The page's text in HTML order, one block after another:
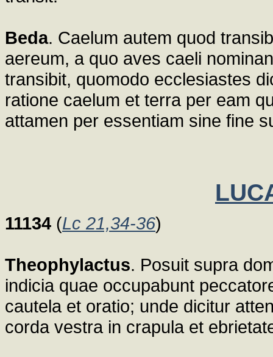
Beda. Caelum autem quod
aereum, a quo aves caeli
transibit, quomodo ecclesiastes
ratione caelum et terra per eam
attamen per essentiam sine fine
11134 (Lc 21,34-36)
Theophylactus. Posuit supra
indicia quae occupabunt
cautela et oratio; unde dicitur
corda vestra in crapula et